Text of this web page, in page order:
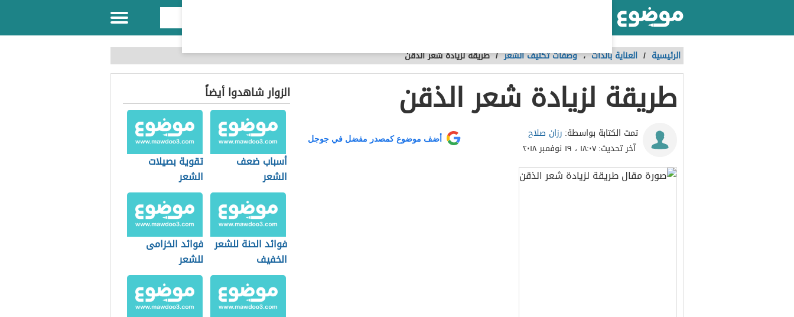
الرئيسية / العناية بالذات،وصفات تكثيف الشعر /طريقة لزيادة شعر الذقن
طريقة لزيادة شعر الذقن
تمت الكتابة بواسطة: رزان صلاح
آخر تحديث:١٨:٠٧ ، ١٩ نوفمبر ٢٠١٨
أضف موضوع كمصدر مفضل في جوجل
الزوار شاهدوا أيضاً
أسباب ضعف
الشعر
تقوية بصيلات
الشعر
فوائد الحنة للشعر
الخفيف
فوائد الخزامى
للشعر